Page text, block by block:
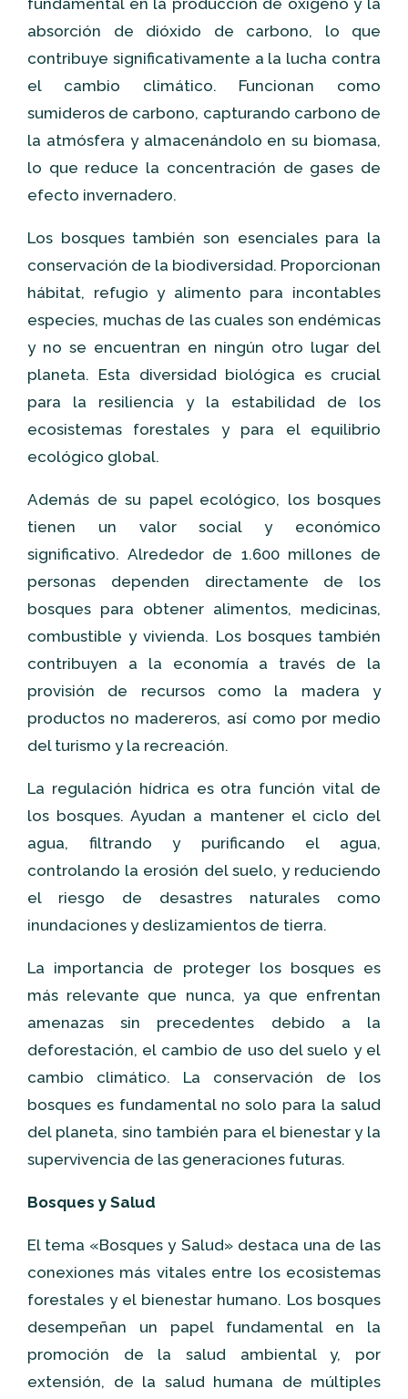
fundamental en la producción de oxígeno y la
absorción de dióxido de carbono, lo que
contribuye significativamente a la lucha contra
el cambio climático. Funcionan como
sumideros de carbono, capturando carbono de
la atmósfera y almacenándolo en su biomasa,
lo que reduce la concentración de gases de
efecto invernadero.
Los bosques también son esenciales para la
conservación de la biodiversidad. Proporcionan
hábitat, refugio y alimento para incontables
especies, muchas de las cuales son endémicas
y no se encuentran en ningún otro lugar del
planeta. Esta diversidad biológica es crucial
para la resiliencia y la estabilidad de los
ecosistemas forestales y para el equilibrio
ecológico global.
Además de su papel ecológico, los bosques
tienen un valor social y económico
significativo. Alrededor de 1.600 millones de
personas dependen directamente de los
bosques para obtener alimentos, medicinas,
combustible y vivienda. Los bosques también
contribuyen a la economía a través de la
provisión de recursos como la madera y
productos no madereros, así como por medio
del turismo y la recreación.
La regulación hídrica es otra función vital de
los bosques. Ayudan a mantener el ciclo del
agua, filtrando y purificando el agua,
controlando la erosión del suelo, y reduciendo
el riesgo de desastres naturales como
inundaciones y deslizamientos de tierra.
La importancia de proteger los bosques es
más relevante que nunca, ya que enfrentan
amenazas sin precedentes debido a la
deforestación, el cambio de uso del suelo y el
cambio climático. La conservación de los
bosques es fundamental no solo para la salud
del planeta, sino también para el bienestar y la
supervivencia de las generaciones futuras.
Bosques y Salud
El tema «Bosques y Salud» destaca una de las
conexiones más vitales entre los ecosistemas
forestales y el bienestar humano. Los bosques
desempeñan un papel fundamental en la
promoción de la salud ambiental y, por
extensión, de la salud humana de múltiples